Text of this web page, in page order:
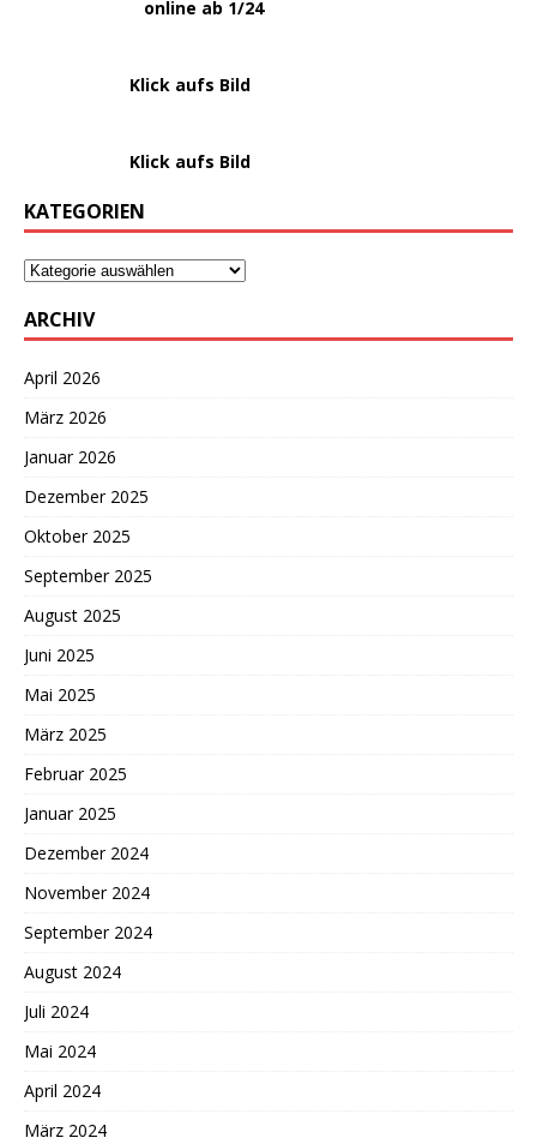
online ab 1/24
Klick aufs Bild
Klick aufs Bild
KATEGORIEN
ARCHIV
April 2026
März 2026
Januar 2026
Dezember 2025
Oktober 2025
September 2025
August 2025
Juni 2025
Mai 2025
März 2025
Februar 2025
Januar 2025
Dezember 2024
November 2024
September 2024
August 2024
Juli 2024
Mai 2024
April 2024
März 2024